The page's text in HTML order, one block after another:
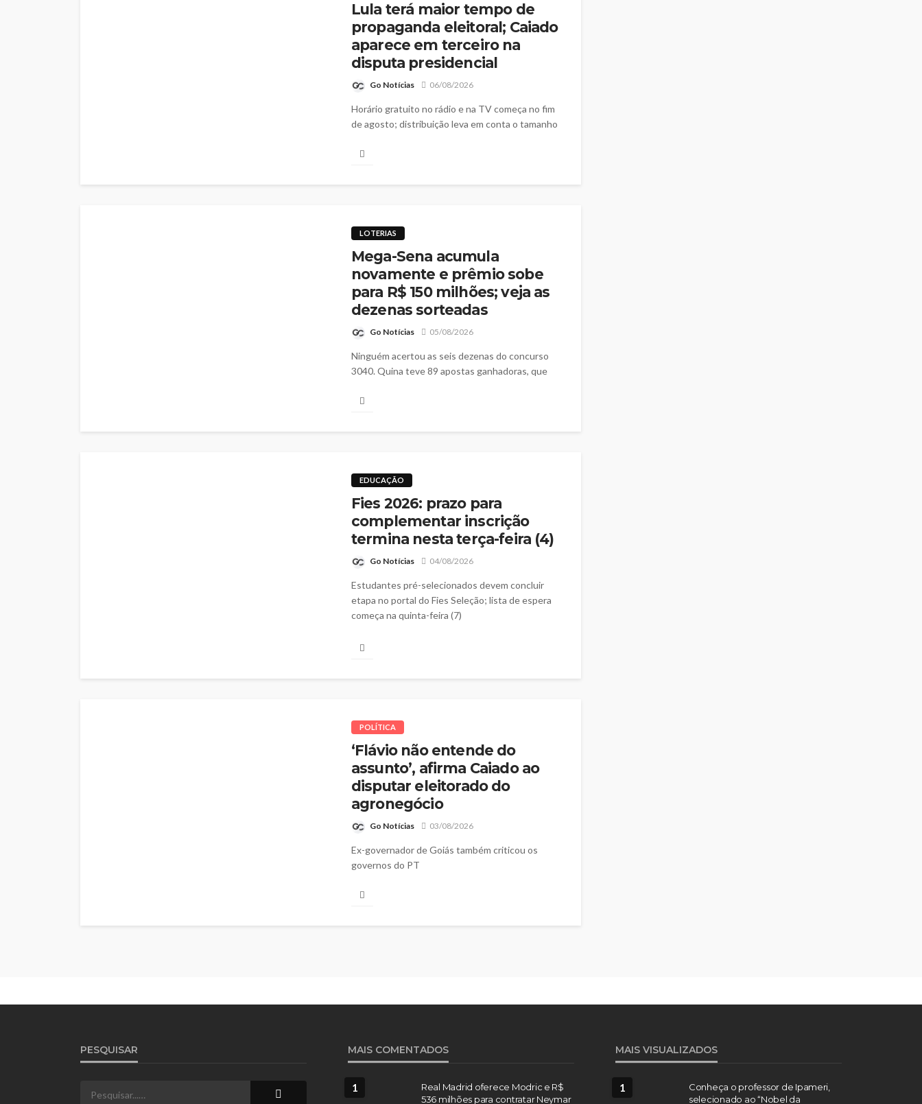
Lula terá maior tempo de
propaganda eleitoral; Caiado
aparece em terceiro na
disputa presidencial
Go Notícias 06/08/2026
Horário gratuito no rádio e na TV começa no fim
de agosto; distribuição leva em conta o tamanho
Câmara dos Deputados
LOTERIAS
Mega-Sena acumula
novamente e prêmio sobe
para R$ 150 milhões; veja as
dezenas sorteadas
Go Notícias 05/08/2026
Ninguém acertou as seis dezenas do concurso
3040. Quina teve 89 apostas ganhadoras, que
EDUCAÇÃO
Fies 2026: prazo para
complementar inscrição
termina nesta terça-feira (4)
Go Notícias 04/08/2026
Estudantes pré-selecionados devem concluir
etapa no portal do Fies Seleção; lista de espera
começa na quinta-feira (7)
POLÍTICA
‘Flávio não entende do
assunto’, afirma Caiado ao
disputar eleitorado do
agronegócio
Go Notícias 03/08/2026
Ex-governador de Goiás também criticou os
governos do PT
PESQUISAR MAIS COMENTADOS
1
Real Madrid oferece Modric e R$
536 milhões para contratar Neymar
MAIS VISUALIZADOS
1
Conheça o professor de Ipameri,
selecionado ao “Nobel da